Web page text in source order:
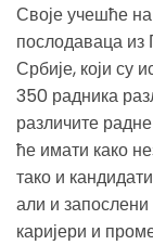
Своје учешће
послодаваца из
Србије, који су
350 радника
различите
ће имати како
тако и
али и
каријери и